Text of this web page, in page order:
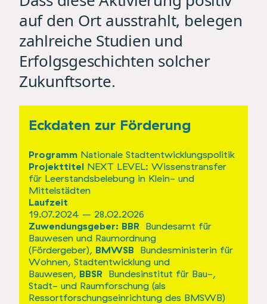
auf den Ort ausstrahlt, belegen
zahlreiche Studien und
Erfolgsgeschichten solcher
Zukunftsorte.
Eckdaten zur Förderung
Programm Nationale Stadtentwicklungspolitik
Projekttitel NEXT LEVEL: Wissenstransfer
für Leerstandsbelebung in Klein- und
Mittelstädten
Laufzeit
19.07.2024 – 28.02.2026
Zuwendungsgeber: BBR Bundesamt für
Bauwesen und Raumordnung
(Fördergeber), BMWSB Bundesministerin für
Wohnen, Stadtentwicklung und
Bauwesen, BBSR Bundesinstitut für Bau-,
Stadt- und Raumforschung (als
Ressortforschungseinrichtung des BMSWB)